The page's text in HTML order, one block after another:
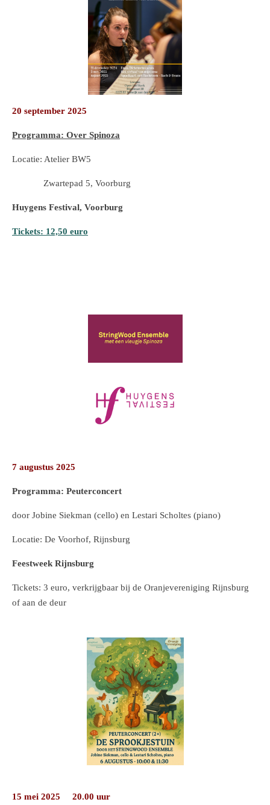
20 september 2025
Programma: Over Spinoza
Locatie: Atelier BW5
Zwartepad 5, Voorburg
Huygens Festival, Voorburg
Tickets: 12,50 euro
7 augustus 2025
Programma: Peuterconcert
door Jobine Siekman (cello) en Lestari Scholtes (piano)
Locatie: De Voorhof, Rijnsburg
Feestweek Rijnsburg
Tickets: 3 euro, verkrijgbaar bij de Oranjevereniging Rijnsburg
of aan de deur
15 mei 2025 20.00 uur